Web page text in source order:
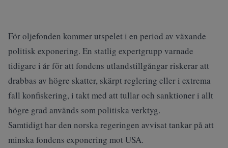
För oljefonden kommer utspelet i en period av växande
politisk exponering. En statlig expertgrupp varnade
tidigare i år för att fondens utlandstillgångar riskerar att
drabbas av högre skatter, skärpt reglering eller i extrema
fall konfiskering, i takt med att tullar och sanktioner i allt
högre grad används som politiska verktyg.
Samtidigt har den norska regeringen avvisat tankar på att
minska fondens exponering mot USA.